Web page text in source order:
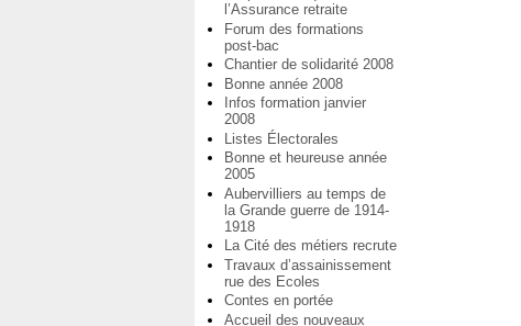
l’Assurance retraite
Forum des formations
post-bac
Chantier de solidarité 2008
Bonne année 2008
Infos formation janvier
2008
Listes Électorales
Bonne et heureuse année
2005
Aubervilliers au temps de
la Grande guerre de 1914-
1918
La Cité des métiers recrute
Travaux d’assainissement
rue des Ecoles
Contes en portée
Accueil des nouveaux